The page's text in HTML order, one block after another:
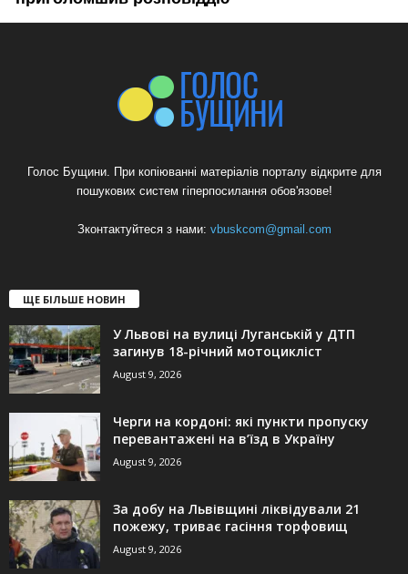
Голос Бущини. При копіюванні матеріалів порталу відкрите для
пошукових систем гіперпосилання обов'язове!
Зконтактуйтеся з нами: vbuskcom@gmail.com
ЩЕ БІЛЬШЕ НОВИН
У Львові на вулиці Луганській у ДТП
загинув 18-річний мотоцикліст
August 9, 2026
Черги на кордоні: які пункти пропуску
перевантажені на в’їзд в Україну
August 9, 2026
За добу на Львівщині ліквідували 21
пожежу, триває гасіння торфовищ
August 9, 2026